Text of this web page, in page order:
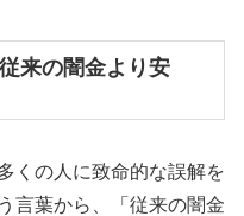
来の闇金より安
くの人に致命的な誤解を
言葉から、「従来の闇金